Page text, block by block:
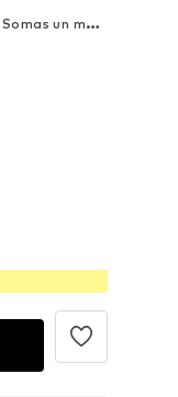
Somas un mugursomas